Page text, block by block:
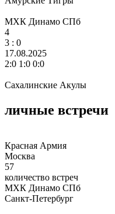
МХК Динамо СПб
4
3 : 0
17.08.2025
2:0 1:0 0:0
Сахалинские Акулы
личные встречи
Красная Армия
Москва
57
количество встреч
МХК Динамо СПб
Санкт-Петербург